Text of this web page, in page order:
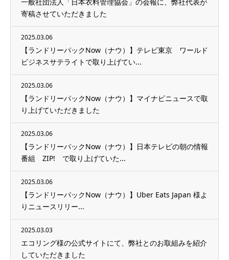
寄稿させていただきました
2025.03.06
【ランドリーパックNow（ナウ）】テレビ東京 ワールド
ビジネスサテライトで取り上げてい...
2025.03.06
【ランドリーパックNow（ナウ）】マイナビニュースで取
り上げていただきました
2025.03.06
【ランドリーパックNow（ナウ）】日本テレビの朝の情報
番組 ZIP! で取り上げていた...
2025.03.06
【ランドリーパックNow（ナウ）】Uber Eats Japan 様よ
りニュースリリー...
2025.03.03
エコリング様の公式サイトにて、弊社とのお取組みを紹介
していただきました